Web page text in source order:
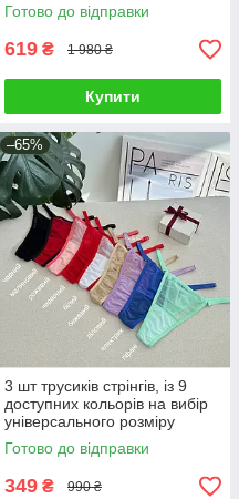
Готово до відправки
619 ₴ 1 980 ₴
Купити
–65%
3 шт трусиків стрінгів, із 9
доступних кольорів на вибір
універсального розміру
Готово до відправки
349 ₴ 990 ₴